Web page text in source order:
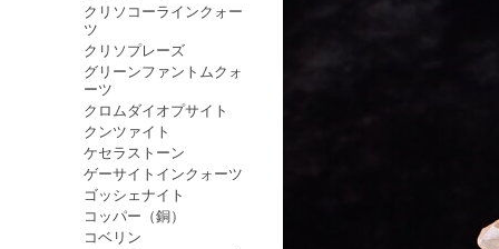
クリソコーラインクォー
ツ
クリソプレーズ
グリーンファントムクォ
ーツ
クロムダイオプサイト
クンツァイト
ケセラストーン
ゲーサイトインクォーツ
ゴッシェナイト
コッパー（銅）
コベリン